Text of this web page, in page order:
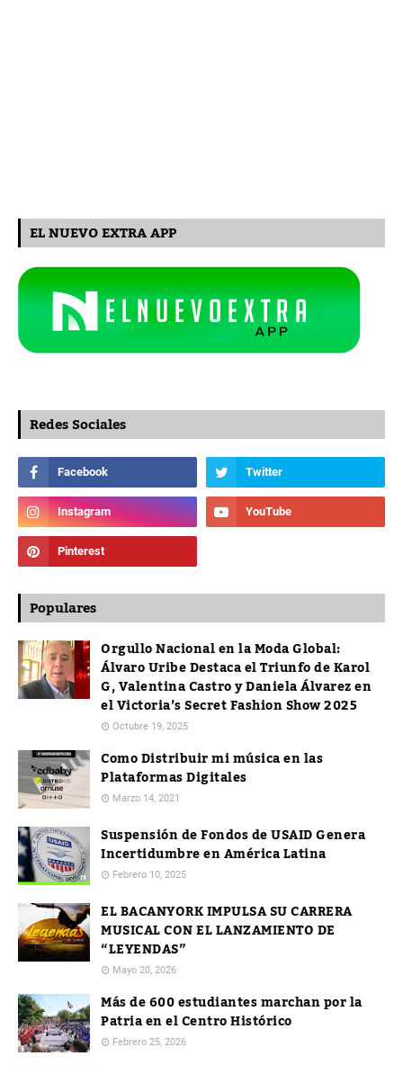
EL NUEVO EXTRA APP
Redes Sociales
Populares
Orgullo Nacional en la Moda Global:
Álvaro Uribe Destaca el Triunfo de Karol
G, Valentina Castro y Daniela Álvarez en
el Victoria’s Secret Fashion Show 2025
Octubre 19, 2025
Como Distribuir mi música en las
Plataformas Digitales
Marzo 14, 2021
Suspensión de Fondos de USAID Genera
Incertidumbre en América Latina
Febrero 10, 2025
EL BACANYORK IMPULSA SU CARRERA
MUSICAL CON EL LANZAMIENTO DE
“LEYENDAS”
Mayo 20, 2026
Más de 600 estudiantes marchan por la
Patria en el Centro Histórico
Febrero 25, 2026